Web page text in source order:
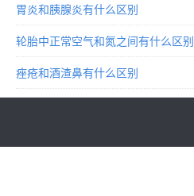
胃炎和胰腺炎有什么区别
轮胎中正常空气和氮之间有什么区别
痤疮和酒渣鼻有什么区别